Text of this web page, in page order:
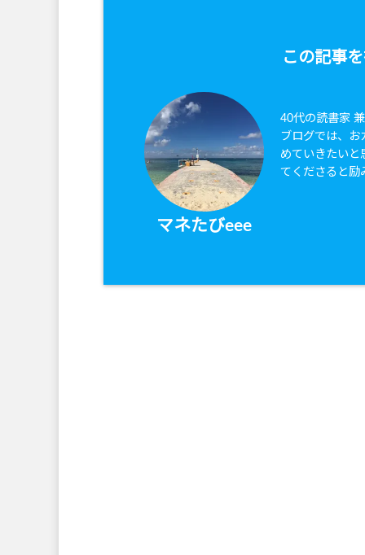
この記事
マネたびeee
40代の読書家
ブログでは、お
めていきたいと
てくださると励